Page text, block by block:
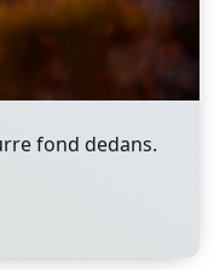
fond dedans.